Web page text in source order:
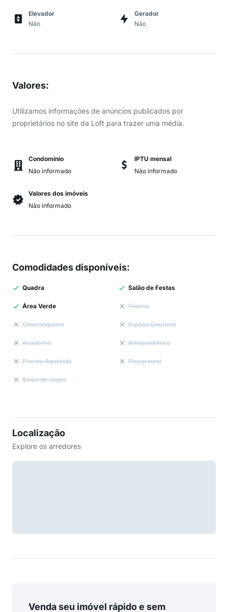
Elevador
Não
Gerador
Não
Valores:
Utilizamos informações de anúncios publicados por
proprietários no site da Loft para trazer uma média.
Condomínio
Não informado
IPTU mensal
Não informado
Valores dos imóveis
Não informado
Comodidades disponíveis:
Quadra Salão de Festas
Área Verde Piscina
Churrasqueira Espaço Gourmet
Academia Brinquedoteca
Piscina Aquecida Playground
Salão de Jogos
Localização
Explore os arredores
Venda seu imóvel rápido e sem